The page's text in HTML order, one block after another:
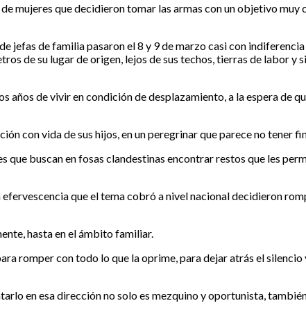
mujeres que decidieron tomar las armas con un objetivo muy
jefas de familia pasaron el 8 y 9 de marzo casi con
de su lugar de origen, lejos de sus techos, tierras de labor y
años de vivir en condición de desplazamiento, a la espera de
con vida de sus hijos, en un peregrinar que parece no tener
buscan en fosas clandestinas encontrar restos que les
que el tema cobró a nivel nacional decidieron
hasta en el ámbito familiar.
romper con todo lo que la oprime, para dejar atrás el silencio
en esa dirección no solo es mezquino y oportunista,